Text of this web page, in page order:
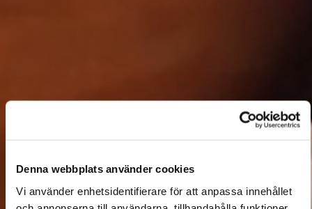
Denna webbplats använder cookies
Vi använder enhetsidentifierare för att anpassa innehållet